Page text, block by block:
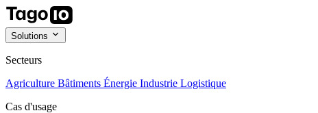
Solutions
Secteurs
Agriculture Bâtiments Énergie Industrie Logistique
Cas d'usage